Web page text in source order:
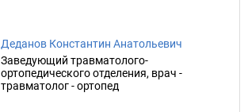
Деданов Константин Анатольевич
Заведующий травматолого-
ортопедического отделения, врач -
травматолог - ортопед